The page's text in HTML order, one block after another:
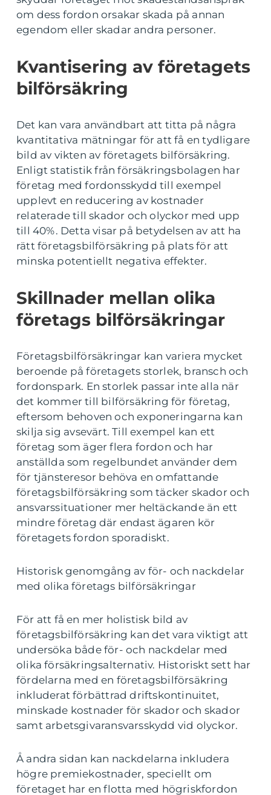
om dess fordon orsakar skada på annan
egendom eller skadar andra personer.
Kvantisering av företagets
bilförsäkring
Det kan vara användbart att titta på några
kvantitativa mätningar för att få en tydligare
bild av vikten av företagets bilförsäkring.
Enligt statistik från försäkringsbolagen har
företag med fordonsskydd till exempel
upplevt en reducering av kostnader
relaterade till skador och olyckor med upp
till 40%. Detta visar på betydelsen av att ha
rätt företagsbilförsäkring på plats för att
minska potentiellt negativa effekter.
Skillnader mellan olika
företags bilförsäkringar
Företagsbilförsäkringar kan variera mycket
beroende på företagets storlek, bransch och
fordonspark. En storlek passar inte alla när
det kommer till bilförsäkring för företag,
eftersom behoven och exponeringarna kan
skilja sig avsevärt. Till exempel kan ett
företag som äger flera fordon och har
anställda som regelbundet använder dem
för tjänsteresor behöva en omfattande
företagsbilförsäkring som täcker skador och
ansvarssituationer mer heltäckande än ett
mindre företag där endast ägaren kör
företagets fordon sporadiskt.
Historisk genomgång av för- och nackdelar
med olika företags bilförsäkringar
För att få en mer holistisk bild av
företagsbilförsäkring kan det vara viktigt att
undersöka både för- och nackdelar med
olika försäkringsalternativ. Historiskt sett har
fördelarna med en företagsbilförsäkring
inkluderat förbättrad driftskontinuitet,
minskade kostnader för skador och skador
samt arbetsgivaransvarsskydd vid olyckor.
Å andra sidan kan nackdelarna inkludera
högre premiekostnader, speciellt om
företaget har en flotta med högriskfordon